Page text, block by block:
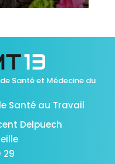
Santé et Médecine du
Santé au Travail
Delpuech
29